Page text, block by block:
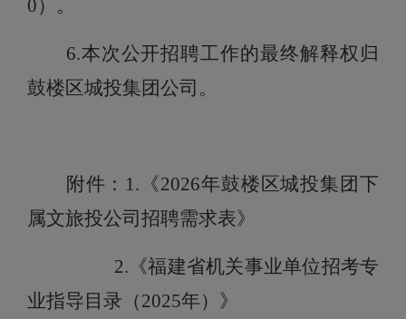
0）。
6.本次公开招聘工作的最终解释权归
鼓楼区城投集团公司。
附件：1.《2026年鼓楼区城投集团下
属文旅投公司招聘需求表》
2.《福建省机关事业单位招考专
业指导目录（2025年）》